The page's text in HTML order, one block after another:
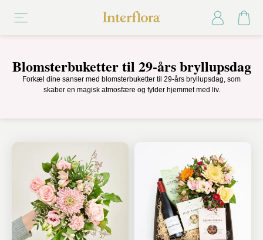
Blomsterbuketter til 29-års bryllupsdag
Forkæl dine sanser med blomsterbuketter til 29-års bryllupsdag, som
skaber en magisk atmosfære og fylder hjemmet med liv.